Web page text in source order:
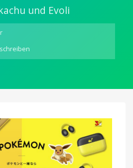
und Evoli
Im
Anker
70W-
Ladegerät